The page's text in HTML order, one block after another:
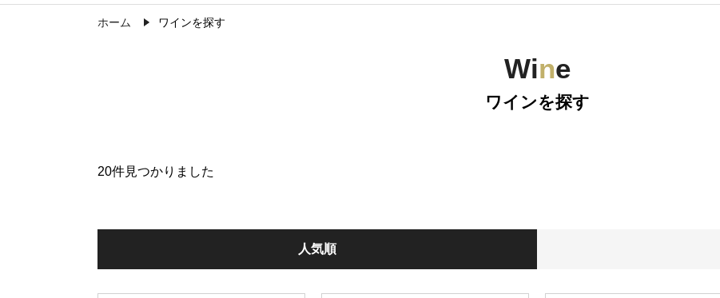
ホーム ワインを探す
Wine
ワインを探す
20件見つかりました
人気順